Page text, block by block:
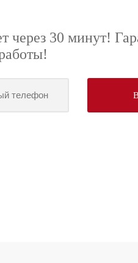
через 30 минут!